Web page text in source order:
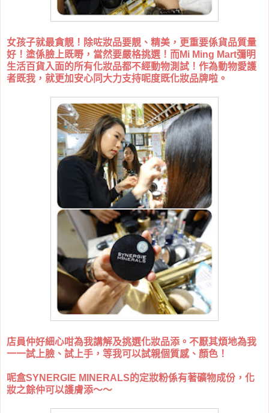
女孩子就最貪靚！除咗妝品要靚、精美，更重要係貨品質量
好！塗係臉上既嘢，當然要嚴格挑選！而Mi Ming Mart彌明
生活百貨入面的所有化妝品都不經動物測試！作為動物愛護
者既我，就更加安心同大力支持呢度既化妝品牌啦。
店員仲好細心咁為我講解及挑選化妝品添。不厭其煩地為我
一一試上臉、試上手，等我可以試親個質感、顏色！
呢盒SYNERGIE MINERALS的定妝粉係有著礦物成份，化
妝之餘仲可以護膚添～～